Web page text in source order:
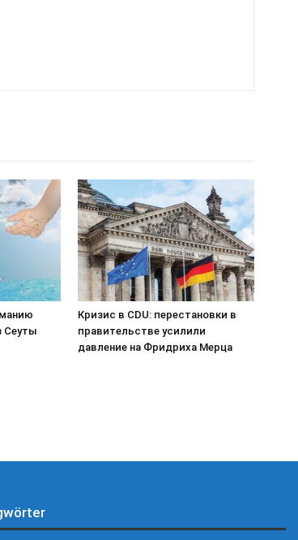
Сеуты
Кризис в CDU: перестановки в
правительстве усилили
давление на Фридриха Мерца